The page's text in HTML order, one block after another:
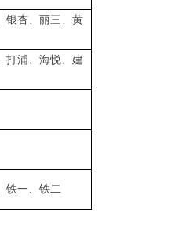
银杏、丽三、黄
打浦、海悦、建
铁一、铁二